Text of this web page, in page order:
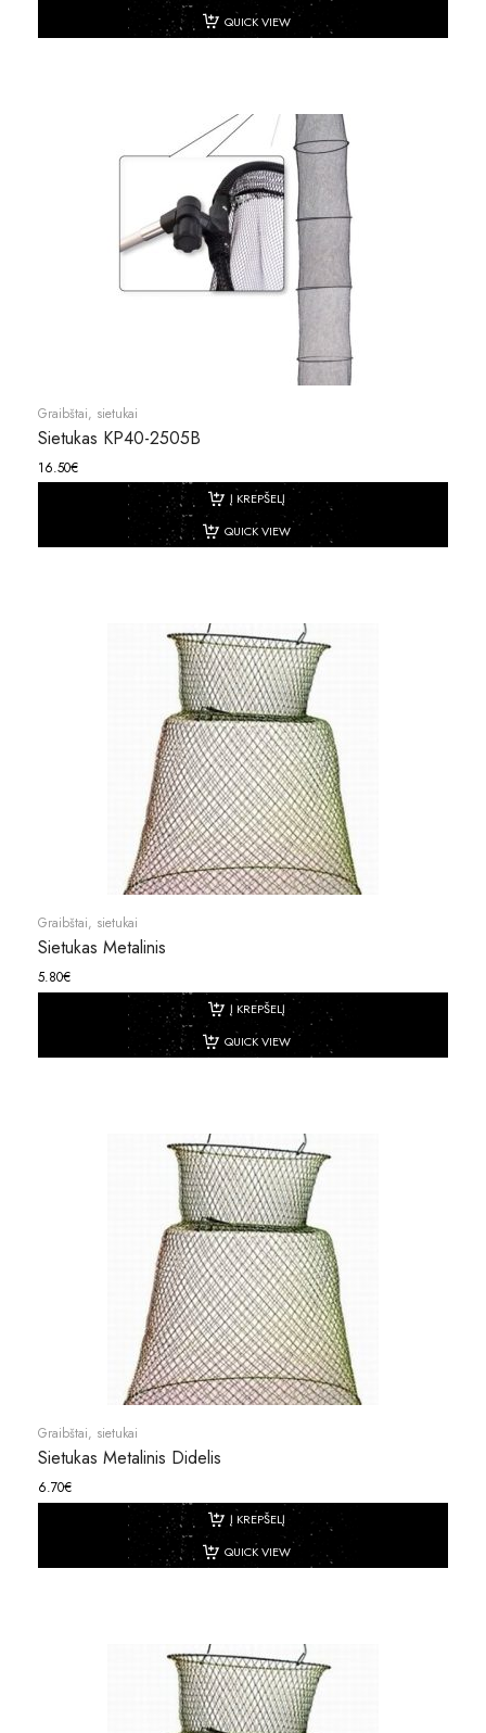
QUICK VIEW
Graibštai, sietukai
Sietukas KP40-2505B
16.50€
Į KREPŠELĮ
QUICK VIEW
Graibštai, sietukai
Sietukas Metalinis
5.80€
Į KREPŠELĮ
QUICK VIEW
Graibštai, sietukai
Sietukas Metalinis Didelis
6.70€
Į KREPŠELĮ
QUICK VIEW